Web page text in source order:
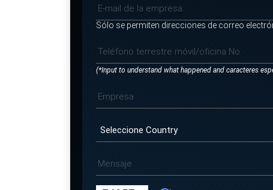
Sólo se permiten direcciones de correo
(*Input to understand what happened and caracteres